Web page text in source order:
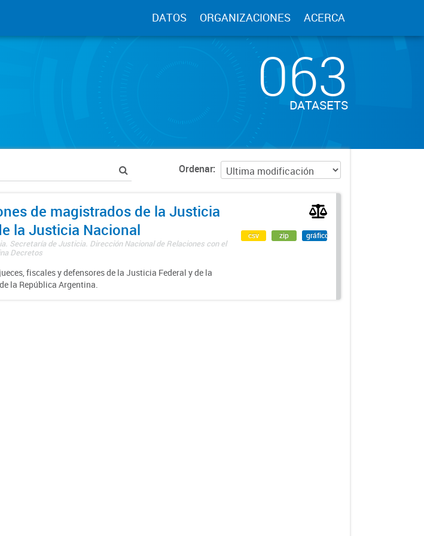
DATOS ORGANIZACIONES ACERCA
063
DATASETS
Ordenar
de magistrados de la Justicia
la Justicia Nacional
Secretaría de Justicia. Dirección Nacional de Relaciones con el
Decretos
fiscales y defensores de la Justicia Federal y de la
la República Argentina.
csv zip gráfico